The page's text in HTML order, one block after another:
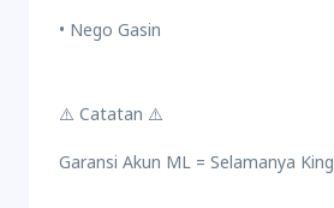
• Nego Gasin
⚠️ Catatan ⚠️
Garansi Akun ML = Selamanya King